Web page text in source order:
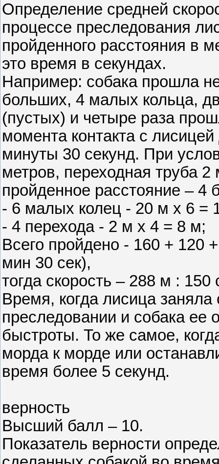
Определение средней
процессе преследования
пройденного расстояния в
это время в секундах.
Например: собака прошла
больших, 4 малых кольца,
(пустых) и четыре раза
момента контакта с
минуты 30 секунд. При
метров, переходная труба 2
пройденное расстояние –
- 6 малых колец - 20 м х 6 =
- 4 перехода - 2 м х 4 = 8 м;
Всего пройдено - 160 + 120
мин 30 сек),
тогда скорость – 288 м : 150
Время, когда лисица
преследовании и собака ее
быстроты. То же самое,
морда к морде или
время более 5 секунд.
верность
Высший балл – 10.
Показатель верности